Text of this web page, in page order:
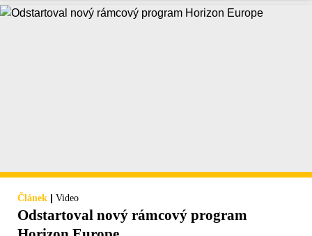
Článek | Video
Odstartoval nový rámcový program